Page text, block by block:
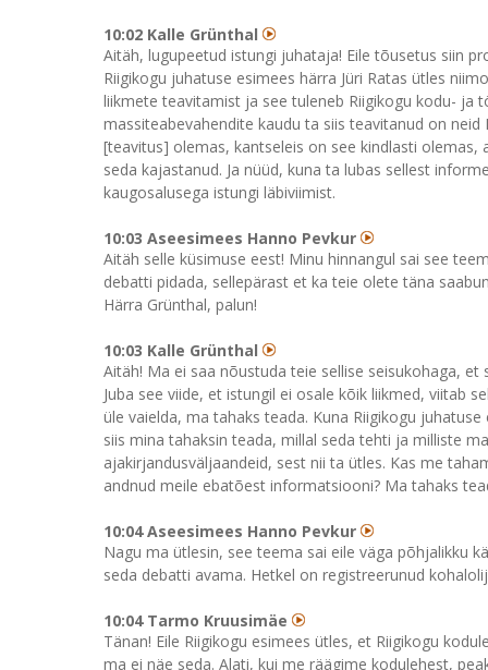
10:02 Kalle Grünthal
Aitäh, lugupeetud istungi juhataja! Eile tõusetus siin
Riigikogu juhatuse esimees härra Jüri Ratas ütles
liikmete teavitamist ja see tuleneb Riigikogu kodu- ja
massiteabevahendite kaudu ta siis teavitanud on
[teavitus] olemas, kantseleis on see kindlasti
seda kajastanud. Ja nüüd, kuna ta lubas sellest
kaugosalusega istungi läbiviimist.
10:03 Aseesimees Hanno Pevkur
Aitäh selle küsimuse eest! Minu hinnangul sai see
debatti pidada, sellepärast et ka teie olete täna
Härra Grünthal, palun!
10:03 Kalle Grünthal
Aitäh! Ma ei saa nõustuda teie sellise seisukohaga,
Juba see viide, et istungil ei osale kõik liikmed, viitab
üle vaielda, ma tahaks teada. Kuna Riigikogu
siis mina tahaksin teada, millal seda tehti ja milliste
ajakirjandusväljaandeid, sest nii ta ütles. Kas me
andnud meile ebatõest informatsiooni? Ma tahaks
10:04 Aseesimees Hanno Pevkur
Nagu ma ütlesin, see teema sai eile väga põhjalikku
seda debatti avama. Hetkel on registreerunud
10:04 Tarmo Kruusimäe
Tänan! Eile Riigikogu esimees ütles, et Riigikogu
ma ei näe seda. Alati, kui me räägime kodulehest,